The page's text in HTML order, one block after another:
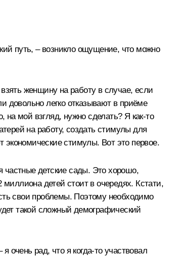
путь, – возникло ощущение, что можно
женщину на работу в случае, если
довольно легко отказывают в приёме
мой взгляд, нужно сделать? Я как‑то
на работу, создать стимулы для
экономические стимулы. Вот это первое.
частные детские сады. Это хорошо,
детей стоит в очередях. Кстати,
свои проблемы. Поэтому необходимо
такой сложный демографический
очень рад, что я когда‑то участвовал